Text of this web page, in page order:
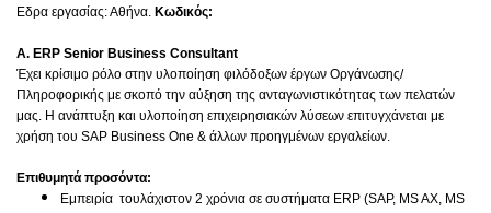
Εδρα εργασίας: Αθήνα. Κωδικός:
Α. ERP Senior Business Consultant
Έχει κρίσιμο ρόλο στην υλοποίηση φιλόδοξων έργων Οργάνωσης/
Πληροφορικής με σκοπό την αύξηση της ανταγωνιστικότητας των πελατών
μας. Η ανάπτυξη και υλοποίηση επιχειρησιακών λύσεων επιτυγχάνεται με
χρήση του SAP Business One & άλλων προηγμένων εργαλείων.
Επιθυμητά προσόντα:
Eμπειρία τουλάχιστον 2 χρόνια σε συστήματα ERP (SAP, MS AX, MS